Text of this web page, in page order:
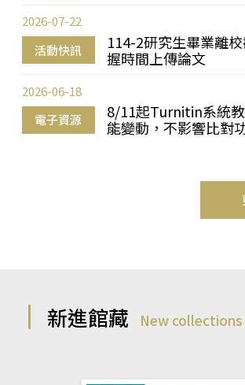
活動快訊
114-2研究生畢業離
握時間上傳論文
2026-07-22
電子資源
8/11起Turnitin系統
能變動，不影響比對
2026-06-18
新進館藏 New collections